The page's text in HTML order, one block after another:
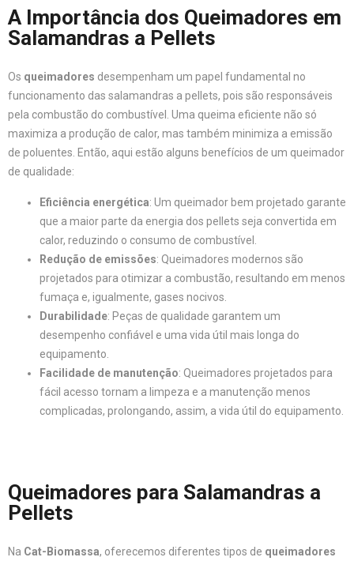
A Importância dos Queimadores em
Salamandras a Pellets
Os queimadores desempenham um papel fundamental no
funcionamento das salamandras a pellets, pois são responsáveis
pela combustão do combustível. Uma queima eficiente não só
maximiza a produção de calor, mas também minimiza a emissão
de poluentes. Então, aqui estão alguns benefícios de um queimador
de qualidade:
Eficiência energética: Um queimador bem projetado garante
que a maior parte da energia dos pellets seja convertida em
calor, reduzindo o consumo de combustível.
Redução de emissões: Queimadores modernos são
projetados para otimizar a combustão, resultando em menos
fumaça e, igualmente, gases nocivos.
Durabilidade: Peças de qualidade garantem um
desempenho confiável e uma vida útil mais longa do
equipamento.
Facilidade de manutenção: Queimadores projetados para
fácil acesso tornam a limpeza e a manutenção menos
complicadas, prolongando, assim, a vida útil do equipamento.
Queimadores para Salamandras a
Pellets
Na Cat-Biomassa, oferecemos diferentes tipos de queimadores